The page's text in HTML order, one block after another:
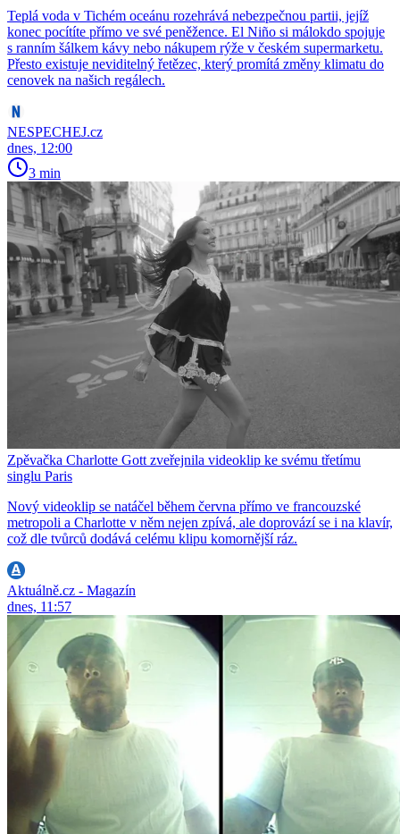
Teplá voda v Tichém oceánu rozehrává nebezpečnou partii, jejíž
konec pocítíte přímo ve své peněžence. El Niño si málokdo spojuje
s ranním šálkem kávy nebo nákupem rýže v českém supermarketu.
Přesto existuje neviditelný řetězec, který promítá změny klimatu do
cenovek na našich regálech.
NESPECHEJ.cz
dnes, 12:00
3 min
Zpěvačka Charlotte Gott zveřejnila videoklip ke svému třetímu
singlu Paris
Nový videoklip se natáčel během června přímo ve francouzské
metropoli a Charlotte v něm nejen zpívá, ale doprovází se i na klavír,
což dle tvůrců dodává celému klipu komornější ráz.
Aktuálně.cz - Magazín
dnes, 11:57